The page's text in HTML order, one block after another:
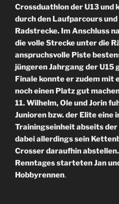
Crossduathlon der U13
durch den Laufparcours
Radstrecke. Im Anschluss
die volle Strecke unter die
anspruchsvolle Piste
jüngeren Jahrgang der U15
Finale konnte er zudem mit
noch einen Platz gut
11. Wilhelm, Ole und Jorin
Junioren bzw. der Elite eine
Trainingseinheit abseits
dabei allerdings sein
Crosser daraufhin
Renntages starteten Jan
Hobbyrennen.